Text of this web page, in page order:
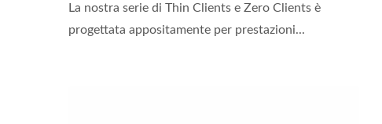
La nostra serie di Thin Clients e Zero Clients è
progettata appositamente per prestazioni...